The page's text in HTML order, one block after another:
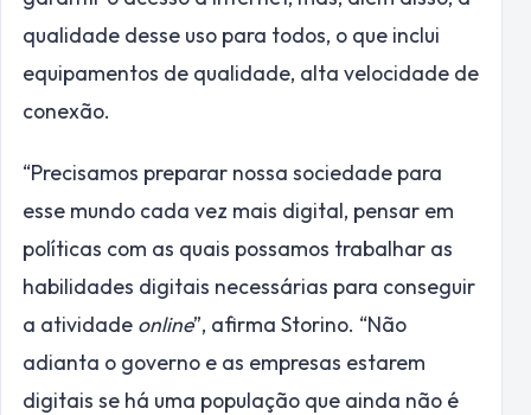
qualidade desse uso para todos, o que inclui
equipamentos de qualidade, alta velocidade de
conexão.
“Precisamos preparar nossa sociedade para
esse mundo cada vez mais digital, pensar em
políticas com as quais possamos trabalhar as
habilidades digitais necessárias para conseguir
a atividade online”, afirma Storino. “Não
adianta o governo e as empresas estarem
digitais se há uma população que ainda não é